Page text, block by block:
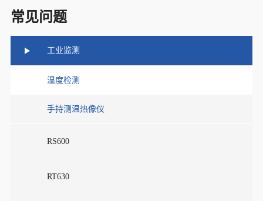
常见问题
工业监测
温度检测
手持测温热像仪
RS600
RT630